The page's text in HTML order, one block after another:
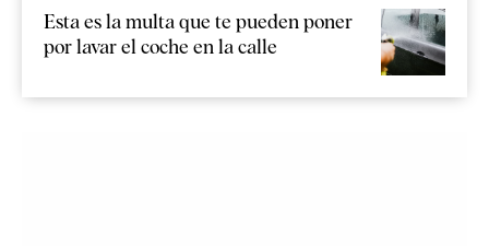
Esta es la multa que te pueden poner
por lavar el coche en la calle